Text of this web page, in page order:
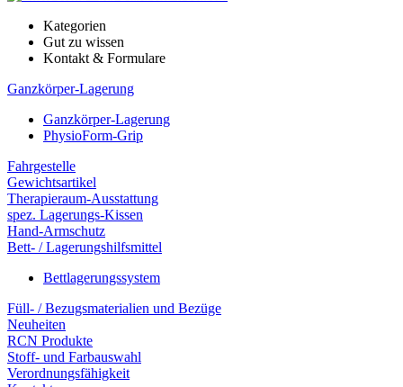
Kategorien
Gut zu wissen
Kontakt & Formulare
Ganzkörper-Lagerung
Ganzkörper-Lagerung
PhysioForm-Grip
Fahrgestelle
Gewichtsartikel
Therapieraum-Ausstattung
spez. Lagerungs-Kissen
Hand-Armschutz
Bett- / Lagerungshilfsmittel
Bettlagerungssystem
Füll- / Bezugsmaterialien und Bezüge
Neuheiten
RCN Produkte
Stoff- und Farbauswahl
Verordnungsfähigkeit